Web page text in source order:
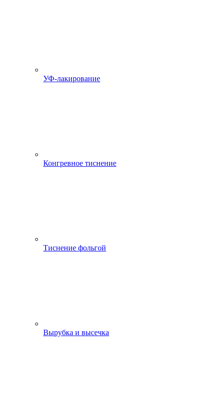
УФ-лакирование
Конгревное тиснение
Тиснение фольгой
Вырубка и высечка